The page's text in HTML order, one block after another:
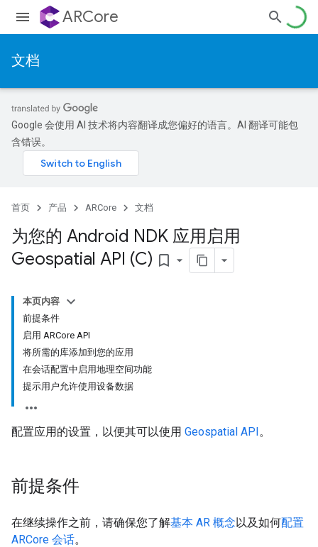
ARCore
文档
Google 会使用 AI 技术将内容翻译成您偏好的语言。AI 翻译可能包
含错误。
首页 产品 ARCore 文档
为您的 Android NDK 应用启用
Geospatial API (C) bookmark_border
本页内容
前提条件
启用 ARCore API
将所需的库添加到您的应用
在会话配置中启用地理空间功能
提示用户允许使用设备数据
配置应用的设置，以便其可以使用 Geospatial API。
前提条件
在继续操作之前，请确保您了解基本 AR 概念以及如何配置
ARCore 会话。